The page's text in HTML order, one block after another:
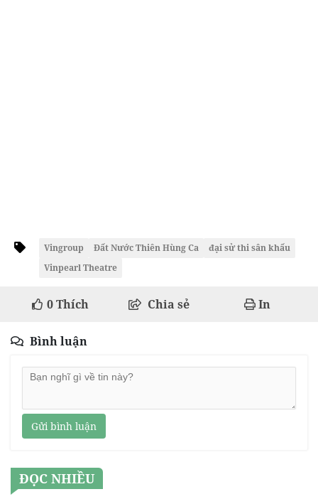
Vingroup Đất Nước Thiên Hùng Ca
đại sử thi sân khấu
Vinpearl Theatre
0Thích Chia sẻ In
Bình luận
Gửi bình luận
ĐỌC NHIỀU